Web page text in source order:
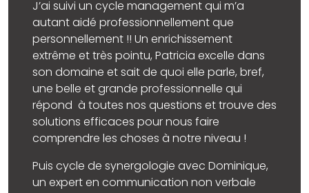
J’ai suivi un cycle management qui m’a
autant aidé professionnellement que
personnellement !! Un enrichissement
extrême et très pointu, Patricia excelle dans
son domaine et sait de quoi elle parle, bref,
une belle et grande professionnelle qui
répond à toutes nos questions et trouve des
solutions efficaces pour nous faire
comprendre les choses à notre niveau !
Puis cycle de synergologie avec Dominique,
un expert en communication non verbale